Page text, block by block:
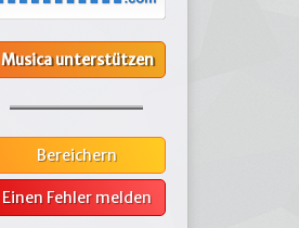
Musica unterstützen
Bereichern
Einen Fehler melden